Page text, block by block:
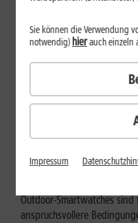
Outdoor-
eignen sich
Outdoor-Smartwatches sind
anspruchsvollere
Sie können die Verwendung
notwendig) hierauch einzeln
Impressum